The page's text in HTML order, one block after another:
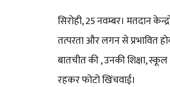
सिरोही, 25 नवम्बर। मतदान
तत्परता और लगन से प्रभावित
बातचीत की , उनकी शिक्षा,
रहकर फोटो खिंचवाई।